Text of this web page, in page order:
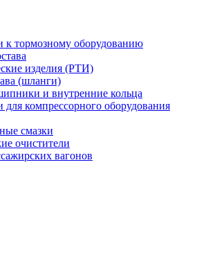
к тормозному оборудованию
изделия (РТИ)
(шланги)
и внутренние кольца
для компрессорного оборудования
смазки
очистители
вагонов